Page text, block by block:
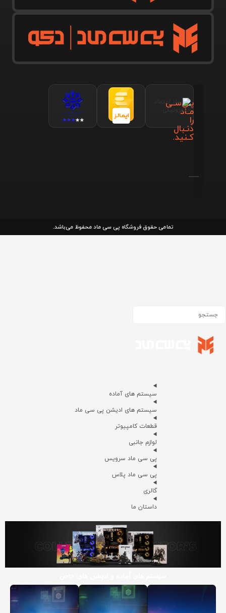
پـی‌سـی
مـاد
را
دنـبال
کـنید.
تمامی حقوق فروشگاه پی سی ماد محفوظ می‌باشد.
سیستم های آماده
سیستم های ادیشن پی سی ماد
قطعات کامپیوتر
لوازم جانبی
پی سی ماد سرویس
پی سی ماد پلاس
گالری
داستان ما